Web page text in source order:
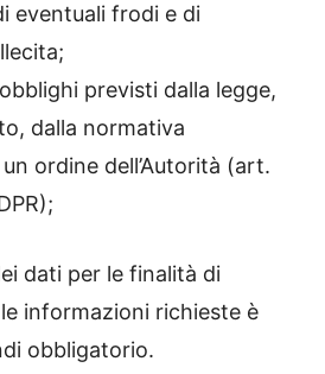
eventuali frodi e di
previsti dalla legge,
dalla normativa
ordine dell’Autorità (art.
dati per le finalità di
informazioni richieste è
obbligatorio.